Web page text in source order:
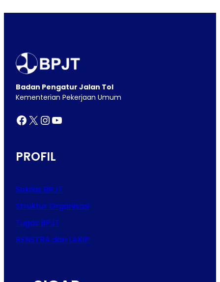
Badan Pengatur Jalan Tol
Kementerian Pekerjaan Umum
Facebook X InstagramYouTube
PROFIL
Sekilas BPJT
Struktur Organisasi
Tugas BPJT
RENSTRA dan LAKIP